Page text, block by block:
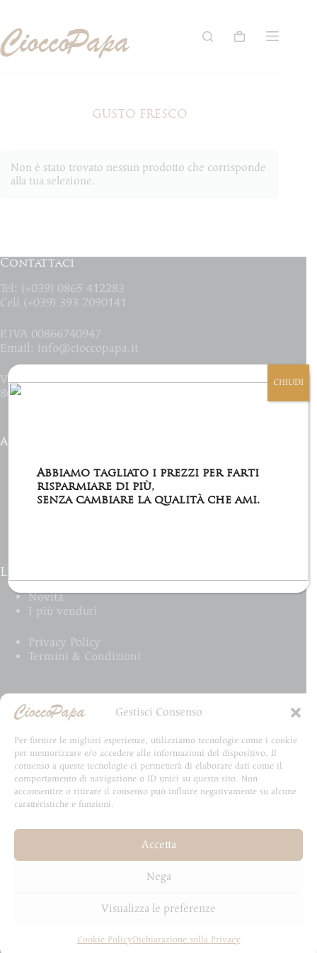
Gestisci Consenso
Per fornire le migliori esperienze, utilizziamo tecnologie come i cookie
per memorizzare e/o accedere alle informazioni del dispositivo. Il
consenso a queste tecnologie ci permetterà di elaborare dati come il
comportamento di navigazione o ID unici su questo sito. Non
acconsentire o ritirare il consenso può influire negativamente su alcune
caratteristiche e funzioni.
Accetta
Nega
Visualizza le preferenze
Cookie PolicyDichiarazione sulla Privacy
contenuto
Carrello
GUSTO FRESCO
Non è stato trovato nessun prodotto che corrisponde
alla tua selezione.
Contattaci
Tel: (+039) 0865 412283
Cell (+039) 393 7090141
P.IVA 00866740947
Email: info@cioccopapa.it
Via Camillo Carlomagno 4/6
86170 - Isernia (IS) Italia
Account
Prodotti
Il mio Account
Lista dei desideri
Links Utili
Novità
I più venduti
Privacy Policy
Termini & Condizioni
Email Newsletter
le novità CioccoPapa
Email
Invia
Copyright © 2026 - Sviluppato da HydraLab
Abbiamo tagliato i prezzi per farti
risparmiare di più,
senza cambiare la qualità che ami.
CHIUDI